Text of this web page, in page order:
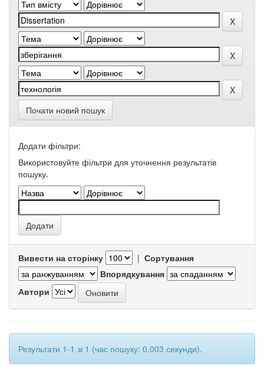
Почати новий пошук
Додати фільтри:
Використовуйте фільтри для уточнення результатів
пошуку.
Вивести на сторінку | Сортування
Впорядкування
Автори
Результати 1-1 зі 1 (час пошуку: 0.003 секунди).